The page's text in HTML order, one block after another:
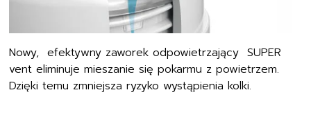
Nowy, efektywny zaworek odpowietrzający SUPER
vent eliminuje mieszanie się pokarmu z powietrzem.
Dzięki temu zmniejsza ryzyko wystąpienia kolki.